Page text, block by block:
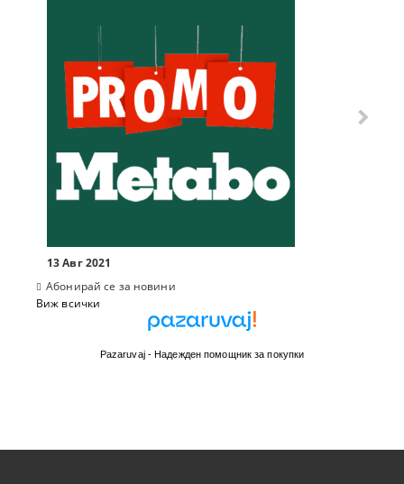
13 Авг 2021
Абонирай се за новини
Виж всички
Pazaruvaj - Надежден помощник за покупки